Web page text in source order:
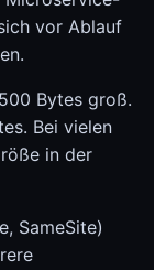
vor Ablauf
Bytes groß.
Bei vielen
in der
SameSite)